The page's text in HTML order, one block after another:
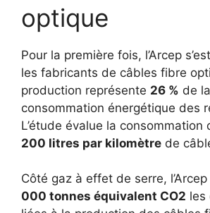
optique
Pour la première fois, l’Arcep
les fabricants de câbles fibre
production représente 26 % de la
consommation énergétique des
L’étude évalue la consommation
200 litres par kilomètre de
Côté gaz à effet de serre,
000 tonnes équivalent CO2 les